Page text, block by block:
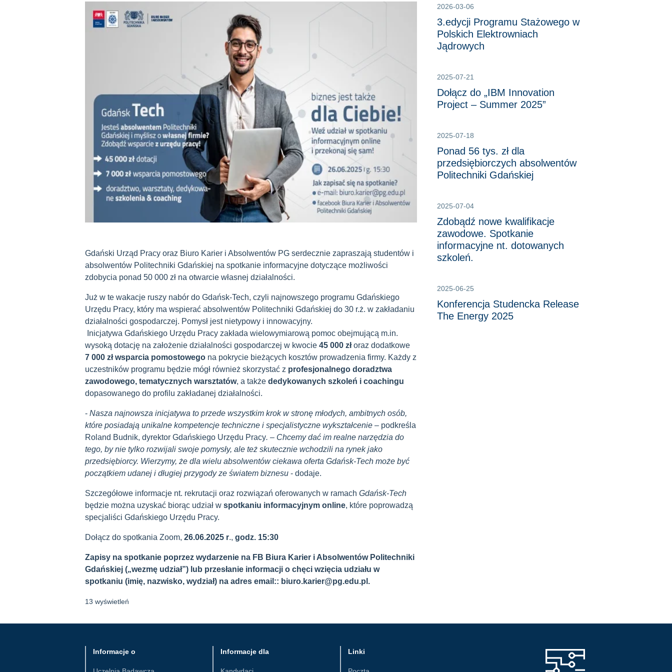
Gdański Urząd Pracy oraz Biuro Karier i Absolwentów PG serdecznie zapraszają studentów i
absolwentów Politechniki Gdańskiej na spotkanie informacyjne dotyczące możliwości
zdobycia ponad 50 000 zł na otwarcie własnej działalności.
Już w te wakacje ruszy nabór do Gdańsk-Tech, czyli najnowszego programu Gdańskiego
Urzędu Pracy, który ma wspierać absolwentów Politechniki Gdańskiej do 30 r.ż. w zakładaniu
działalności gospodarczej. Pomysł jest nietypowy i innowacyjny.
Inicjatywa Gdańskiego Urzędu Pracy zakłada wielowymiarową pomoc obejmującą m.in.
wysoką dotację na założenie działalności gospodarczej w kwocie 45 000 złoraz dodatkowe
7 000 zł wsparcia pomostowego na pokrycie bieżących kosztów prowadzenia firmy. Każdy z
uczestników programu będzie mógł również skorzystać z profesjonalnego doradztwa
zawodowego, tematycznych warsztatów, a także dedykowanych szkoleń i coachingu
dopasowanego do profilu zakładanej działalności.
- Nasza najnowsza inicjatywa to przede wszystkim krok w stronę młodych, ambitnych osób,
które posiadają unikalne kompetencje techniczne i specjalistyczne wykształcenie – podkreśla
Roland Budnik, dyrektor Gdańskiego Urzędu Pracy. – Chcemy dać im realne narzędzia do
tego, by nie tylko rozwijali swoje pomysły, ale też skutecznie wchodzili na rynek jako
przedsiębiorcy. Wierzymy, że dla wielu absolwentów ciekawa oferta Gdańsk-Tech może być
początkiem udanej i długiej przygody ze światem biznesu - dodaje.
Szczegółowe informacje nt. rekrutacji oraz rozwiązań oferowanych w ramach Gdańsk-Tech
będzie można uzyskać biorąc udział w spotkaniu informacyjnym online, które poprowadzą
specjaliści Gdańskiego Urzędu Pracy.
Dołącz do spotkania Zoom, 26.06.2025 r., godz. 15:30
Zapisy na spotkanie poprzez wydarzenie na FB Biura Karier i Absolwentów Politechniki
Gdańskiej („wezmę udział”) lub przesłanie informacji o chęci wzięcia udziału w
spotkaniu (imię, nazwisko, wydział) na adres email:: biuro.karier@pg.edu.pl.
13 wyświetleń
2026-03-06
3.edycji Programu Stażowego w
Polskich Elektrowniach
Jądrowych
2025-07-21
Dołącz do „IBM Innovation
Project – Summer 2025”
2025-07-18
Ponad 56 tys. zł dla
przedsiębiorczych absolwentów
Politechniki Gdańskiej
2025-07-04
Zdobądź nowe kwalifikacje
zawodowe. Spotkanie
informacyjne nt. dotowanych
szkoleń.
2025-06-25
Konferencja Studencka Release
The Energy 2025
Informacje o Informacje dla Linki